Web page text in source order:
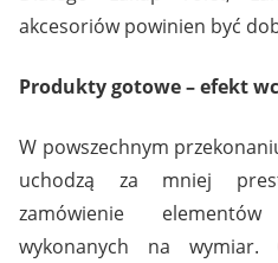
akcesoriów powinien być
Produkty gotowe – efekt
W powszechnym
uchodzą za mniej
zamówienie
wykonanych na wymiar.